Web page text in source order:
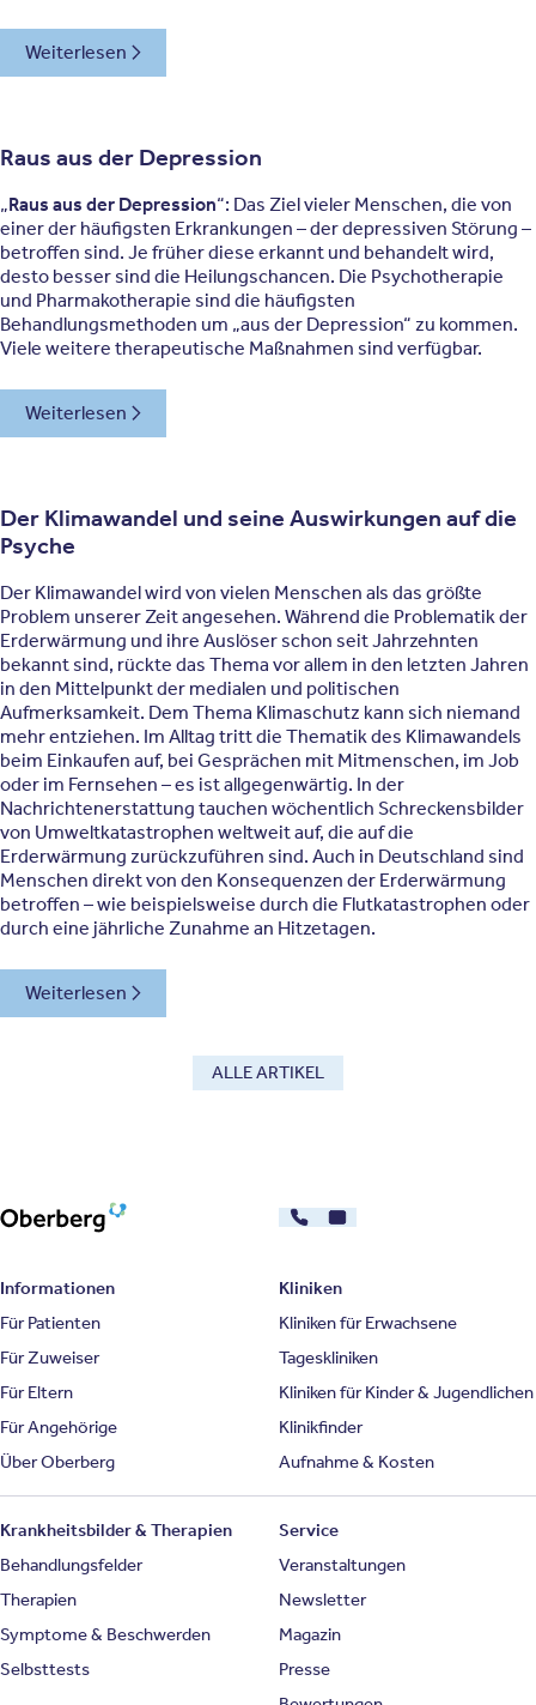
Weiterlesen
Raus aus der Depression
„Raus aus der Depression“: Das Ziel vieler Menschen, die von
einer der häufigsten Erkrankungen – der depressiven Störung –
betroffen sind. Je früher diese erkannt und behandelt wird,
desto besser sind die Heilungschancen. Die Psychotherapie
und Pharmakotherapie sind die häufigsten
Behandlungsmethoden um „aus der Depression“ zu kommen.
Viele weitere therapeutische Maßnahmen sind verfügbar.
Weiterlesen
Der Klimawandel und seine Auswirkungen auf die
Psyche
Der Klimawandel wird von vielen Menschen als das größte
Problem unserer Zeit angesehen. Während die Problematik der
Erderwärmung und ihre Auslöser schon seit Jahrzehnten
bekannt sind, rückte das Thema vor allem in den letzten Jahren
in den Mittelpunkt der medialen und politischen
Aufmerksamkeit. Dem Thema Klimaschutz kann sich niemand
mehr entziehen. Im Alltag tritt die Thematik des Klimawandels
beim Einkaufen auf, bei Gesprächen mit Mitmenschen, im Job
oder im Fernsehen – es ist allgegenwärtig. In der
Nachrichtenerstattung tauchen wöchentlich Schreckensbilder
von Umweltkatastrophen weltweit auf, die auf die
Erderwärmung zurückzuführen sind. Auch in Deutschland sind
Menschen direkt von den Konsequenzen der Erderwärmung
betroffen – wie beispielsweise durch die Flutkatastrophen oder
durch eine jährliche Zunahme an Hitzetagen.
Weiterlesen
ALLE ARTIKEL
030 - 26478607
Kontakt
Informationen
Für Patienten
Für Zuweiser
Für Eltern
Für Angehörige
Über Oberberg
Kliniken
Kliniken für Erwachsene
Tageskliniken
Kliniken für Kinder & Jugendlichen
Klinikfinder
Aufnahme & Kosten
Krankheitsbilder & Therapien
Behandlungsfelder
Therapien
Symptome & Beschwerden
Selbsttests
Service
Veranstaltungen
Newsletter
Magazin
Presse